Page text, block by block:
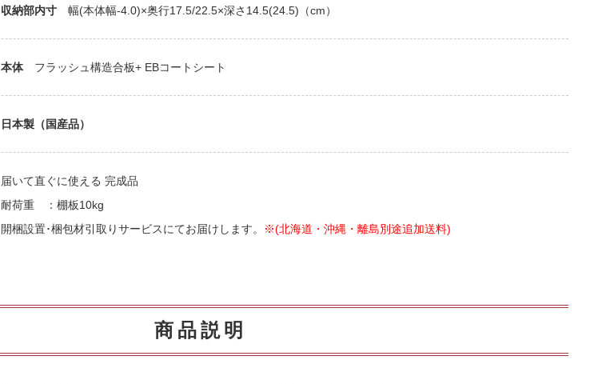
収納部内寸 幅(本体幅-4.0)×奥行17.5/22.5×深さ14.5(24.5)（cm）
本体フラッシュ構造合板+ EBコートシート
日本製（国産品）
届いて直ぐに使える 完成品
耐荷重 ：棚板10kg
開梱設置･梱包材引取りサービスにてお届けします。
※(北海道・沖縄・離島別途追加送料)
商品説明